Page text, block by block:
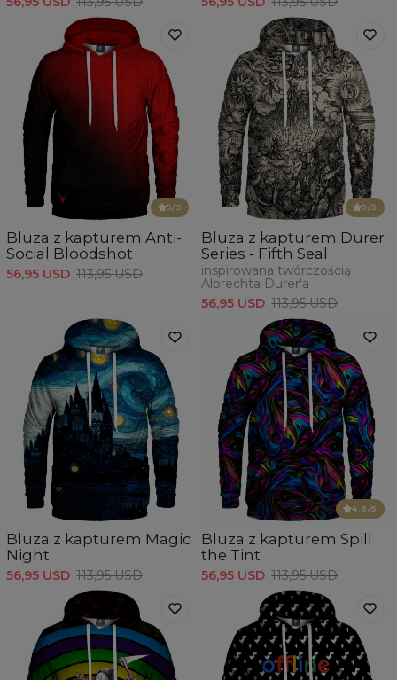
5/5
Bluza z kapturem Anti-
Social Bloodshot
56,95 USD 113,95 USD
5/5
Bluza z kapturem Durer
Series - Fifth Seal
inspirowana twórczością
Albrechta Durer'a
56,95 USD 113,95 USD
Bluza z kapturem Magic
Night
56,95 USD 113,95 USD
4.8/5
Bluza z kapturem Spill
the Tint
56,95 USD 113,95 USD